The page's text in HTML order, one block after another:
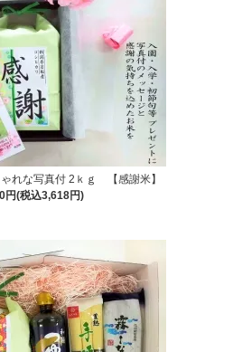
れな写真付 2ｋｇ 【感謝米】
円(税込3,618円)